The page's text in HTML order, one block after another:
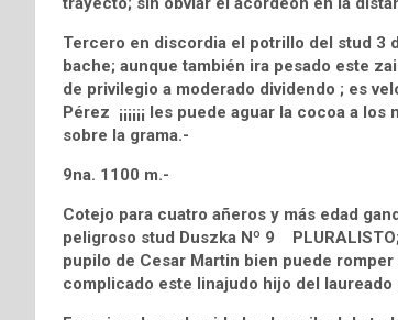
Tercero en discordia el potrillo del stud 3
bache; aunque también ira pesado este
de privilegio a moderado dividendo ; es
Pérez ¡¡¡¡¡¡ les puede aguar la cocoa a
sobre la grama.-
9na. 1100 m.-
Cotejo para cuatro añeros y más edad
peligroso stud Duszka Nº 9
pupilo de Cesar Martin bien puede
complicado este linajudo hijo del